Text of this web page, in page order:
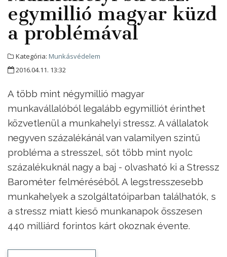
egymillió magyar küzd
a problémával
Kategória: Munkásvédelem
2016.04.11. 13:32
A több mint négymillió magyar
munkavállalóból legalább egymilliót érinthet
közvetlenül a munkahelyi stressz. A vállalatok
negyven százalékánál van valamilyen szintű
probléma a stresszel, sőt több mint nyolc
százalékuknál nagy a baj - olvasható ki a Stressz
Barométer felméréséből. A legstresszesebb
munkahelyek a szolgáltatóiparban találhatók, s
a stressz miatt kieső munkanapok összesen
440 milliárd forintos kárt okoznak évente.